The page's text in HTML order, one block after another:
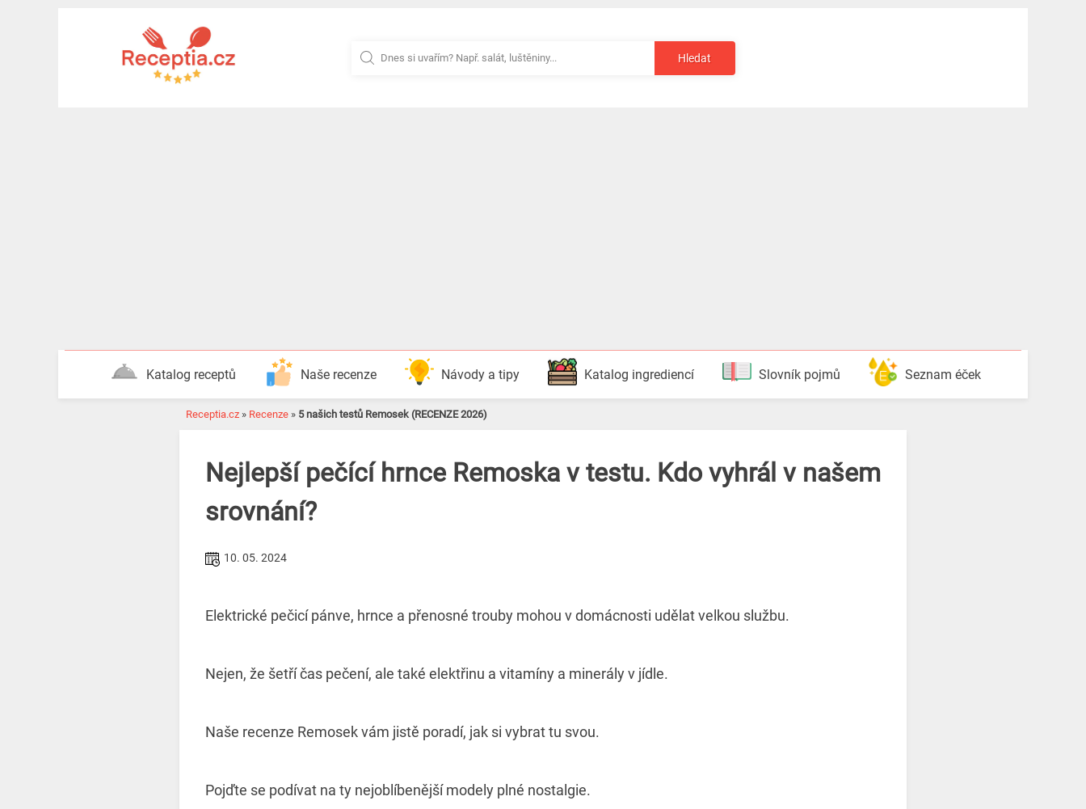
Hledat
Katalog receptů Naše recenze Návody a tipy Katalog ingrediencí Slovník pojmů Seznam éček
Receptia.cz » Recenze » 5 našich testů Remosek (RECENZE 2026)
Nejlepší pečící hrnce Remoska v testu. Kdo vyhrál v našem
srovnání?
10. 05. 2024
Elektrické pečicí pánve, hrnce a přenosné trouby mohou v domácnosti udělat velkou službu.
Nejen, že šetří čas pečení, ale také elektřinu a vitamíny a minerály v jídle.
Naše recenze Remosek vám jistě poradí, jak si vybrat tu svou.
Pojďte se podívat na ty nejoblíbenější modely plné nostalgie.